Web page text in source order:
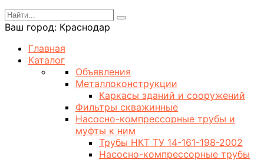
Ваш город: Краснодар
Главная
Каталог
Объявления
Металлоконструкции
Каркасы зданий и сооружений
Фильтры скважинные
Насосно-компрессорные трубы и
муфты к ним
Трубы НКТ ТУ 14-161-198-2002
Насосно-компрессорные трубы